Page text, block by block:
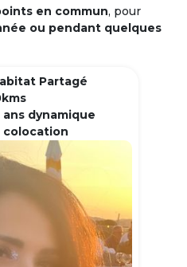
en commun, pour
ou pendant quelques
Partagé
dynamique
colocation